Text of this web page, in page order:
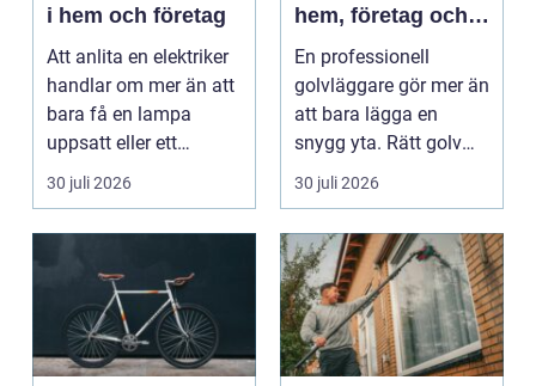
i hem och företag
Att anlita en elektriker
handlar om mer än att
bara få en lampa
uppsatt eller ett
vägguttag bytt. El...
30 juli 2026
hem, företag och
industri
En professionell
golvläggare gör mer än
att bara lägga en
snygg yta. Rätt golv
kan tåla tung trafik,...
30 juli 2026